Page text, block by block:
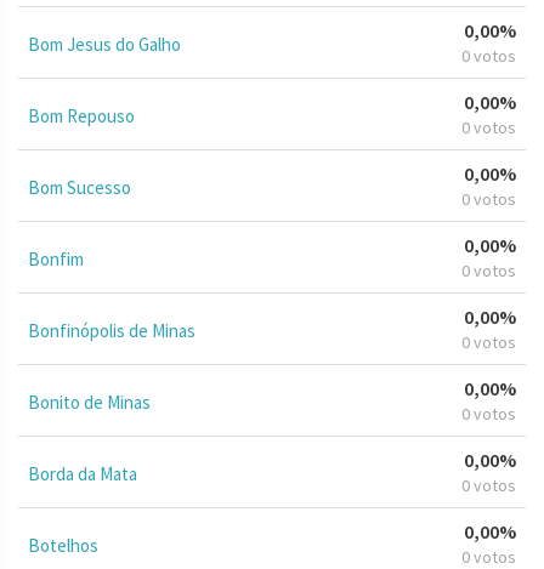
Bom Jesus do Galho
0,00%
0 votos
Bom Repouso
0,00%
0 votos
Bom Sucesso
0,00%
0 votos
Bonfim
0,00%
0 votos
Bonfinópolis de Minas
0,00%
0 votos
Bonito de Minas
0,00%
0 votos
Borda da Mata
0,00%
0 votos
Botelhos
0,00%
0 votos